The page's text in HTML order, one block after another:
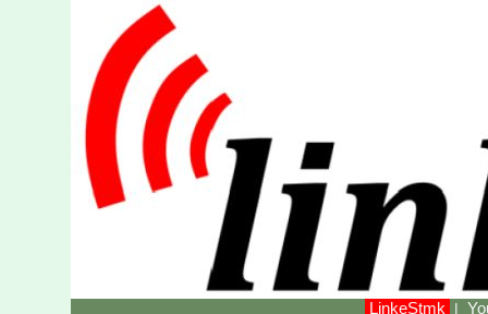
LinkeStmk |